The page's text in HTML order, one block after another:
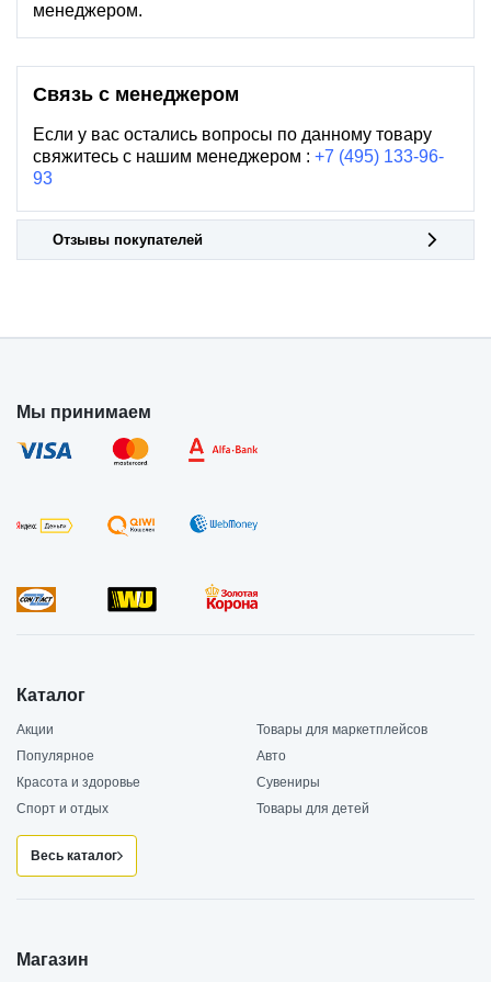
менеджером.
Связь с менеджером
Если у вас остались вопросы по данному товару
свяжитесь с нашим менеджером : +7 (495) 133-96-
93
Отзывы покупателей
Мы принимаем
Каталог
Акции
Товары для маркетплейсов
Популярное
Авто
Красота и здоровье
Сувениры
Спорт и отдых
Товары для детей
Весь каталог
Магазин